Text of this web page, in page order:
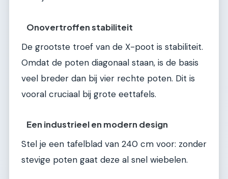
Onovertroffen stabiliteit
De grootste troef van de X-poot is stabiliteit.
Omdat de poten diagonaal staan, is de basis
veel breder dan bij vier rechte poten. Dit is
vooral cruciaal bij grote eettafels.
Een industrieel en modern design
Stel je een tafelblad van 240 cm voor: zonder
stevige poten gaat deze al snel wiebelen.